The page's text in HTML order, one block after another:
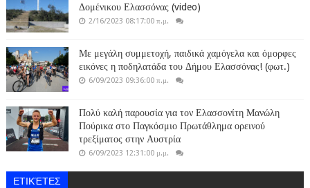
Δομένικου Ελασσόνας (video)
2/16/2023 08:17:00 π.μ.
Με μεγάλη συμμετοχή, παιδικά χαμόγελα και όμορφες
εικόνες η ποδηλατάδα του Δήμου Ελασσόνας! (φωτ.)
6/09/2023 09:36:00 π.μ.
Πολύ καλή παρουσία για τον Ελασσονίτη Μανώλη
Πούρικα στο Παγκόσμιο Πρωτάθλημα ορεινού
τρεξίματος στην Αυστρία
6/09/2023 12:31:00 μ.μ.
ΕΤΙΚΈΤΕΣ